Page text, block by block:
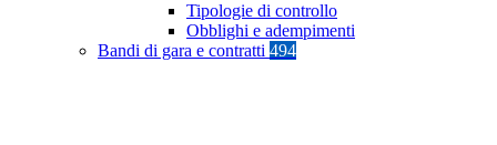
Tipologie di controllo
Obblighi e adempimenti
Bandi di gara e contratti 494